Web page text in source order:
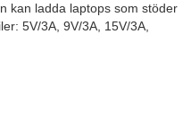
kan ladda laptops som stöder
5V/3A, 9V/3A, 15V/3A,